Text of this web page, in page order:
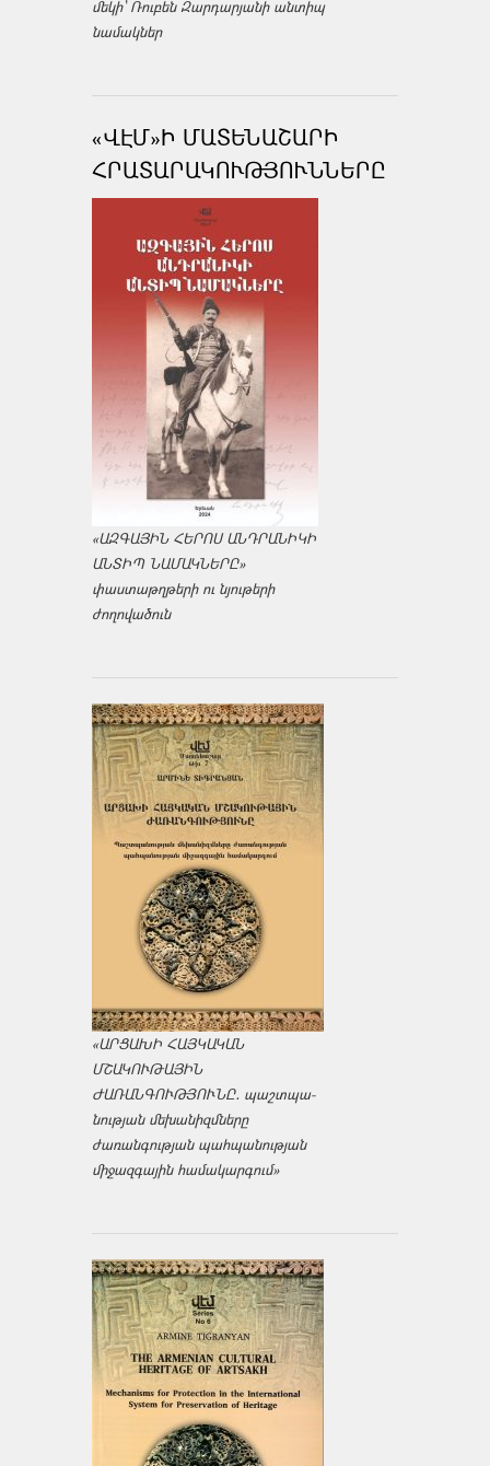
մեկի՝ Ռուբեն Զարդարյանի անտիպ
նամակներ
«ՎԷՄ»Ի ՄԱՏԵՆԱՇԱՐԻ
ՀՐԱՏԱՐԱԿՈՒԹՅՈՒՆՆԵՐԸ
«ԱԶԳԱՅԻՆ ՀԵՐՈՍ ԱՆԴՐԱՆԻԿԻ
ԱՆՏԻՊ ՆԱՄԱԿՆԵՐԸ»
փաստաթղթերի ու նյութերի
ժողովածուն
«ԱՐՑԱԽԻ ՀԱՅԿԱԿԱՆ
ՄՇԱԿՈՒԹԱՅԻՆ
ԺԱՌԱՆԳՈՒԹՅՈՒՆԸ․ պաշտպա­
նության մեխանիզմները
ժառանգության պահպանության
միջազ­գային համակարգում»